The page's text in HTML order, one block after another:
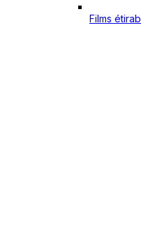
Films